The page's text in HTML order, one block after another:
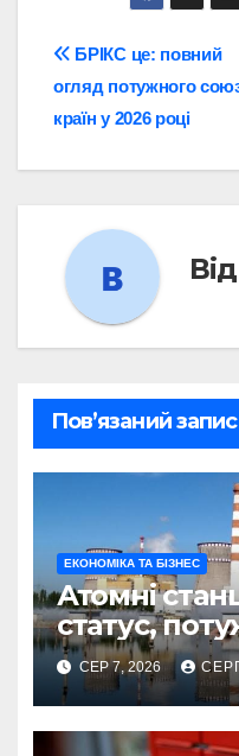
Навігація
записів
БРІКС це: повний
огляд потужного
країн у 2026 році
Від
Пов’язаний запис
ЕКОНОМІКА ТА БІЗНЕС
Атомні
статус,
2026
СЕР 7, 2026